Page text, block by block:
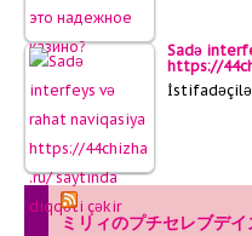
Sadə
https://
ミリィのプチセレブデイ